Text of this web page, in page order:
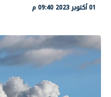
01 أكتوبر 2023 09:40 م